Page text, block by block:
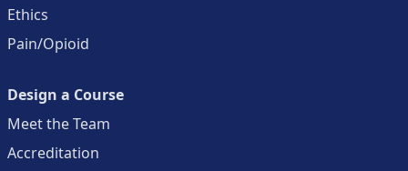
Ethics
Pain/Opioid
Design a Course
Meet the Team
Accreditation